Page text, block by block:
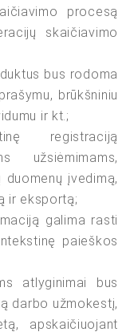
procesą
skaičiavimo
bus rodoma
brūkšniniu
ir kt.;
registraciją
užsiėmimams,
įvedimą,
ir eksportą;
galima rasti
paieškos
atlyginimai bus
darbo užmokestį,
apskaičiuojant